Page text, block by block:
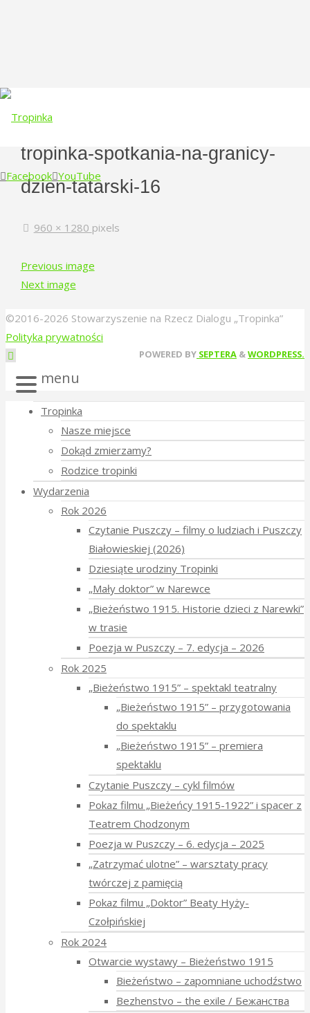
Facebook YouTube
tropinka-spotkania-na-granicy-
dzien-tatarski-16
Full960 × 1280 pixels
Previous image
Next image
©2016-2026 Stowarzyszenie na Rzecz Dialogu „Tropinka”
Polityka prywatności
POWERED BY SEPTERA &WORDPRESS.
Back
Top
menu
Tropinka
Nasze miejsce
Dokąd zmierzamy?
Rodzice tropinki
Wydarzenia
Rok 2026
Czytanie Puszczy – filmy o ludziach i Puszczy
Białowieskiej (2026)
Dziesiąte urodziny Tropinki
„Mały doktor” w Narewce
„Bieżeństwo 1915. Historie dzieci z Narewki”
w trasie
Poezja w Puszczy – 7. edycja – 2026
Rok 2025
„Bieżeństwo 1915” – spektakl teatralny
„Bieżeństwo 1915” – przygotowania
do spektaklu
„Bieżeństwo 1915” – premiera
spektaklu
Czytanie Puszczy – cykl filmów
Pokaz filmu „Bieżeńcy 1915-1922” i spacer z
Teatrem Chodzonym
Poezja w Puszczy – 6. edycja – 2025
„Zatrzymać ulotne” – warsztaty pracy
twórczej z pamięcią
Pokaz filmu „Doktor” Beaty Hyży-
Czołpińskiej
Rok 2024
Otwarcie wystawy – Bieżeństwo 1915
Bieżeństwo – zapomniane uchodźstwo
Bezhenstvo – the exile / Бежанства